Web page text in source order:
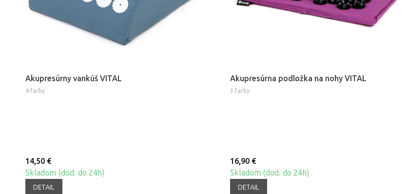
Akupresúrny vankúš VITAL
4 farby
14,50 €
Skladom (dod. do 24h)
DETAIL
Akupresúrna podložka na nohy VITAL
3 farby
16,90 €
Skladom (dod. do 24h)
DETAIL